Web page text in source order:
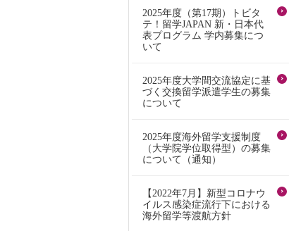
2025年度（第17期）トビタ
テ！留学JAPAN 新・日本代
表プログラム 学内募集につ
いて
2025年度大学間交流協定に基
づく交換留学派遣学生の募集
について
2025年度海外留学支援制度
（大学院学位取得型）の募集
について（通知）
【2022年7月】新型コロナウ
イルス感染症流行下における
海外留学等渡航方針